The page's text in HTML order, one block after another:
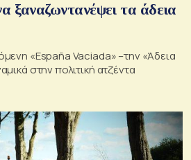
ξαναζωντανέψει τα άδεια
«España Vaciada» –την «Άδεια
στην πολιτική ατζέντα